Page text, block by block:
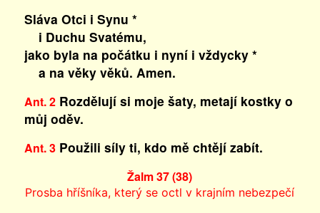
Sláva Otci i Synu *
i Duchu Svatému,
jako byla na počátku i nyní i vždycky *
a na věky věků. Amen.
Ant. 2Rozdělují si moje šaty, metají kostky o
můj oděv.
Ant. 3Použili síly ti, kdo mě chtějí zabít.
Žalm 37 (38)
Prosba hříšníka, který se octl v krajním nebezpečí